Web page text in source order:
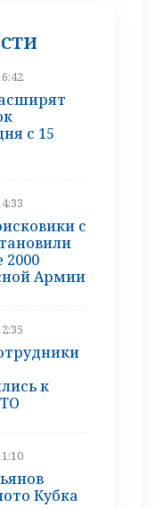
с 15
с
2000
Армии
к
Кубка